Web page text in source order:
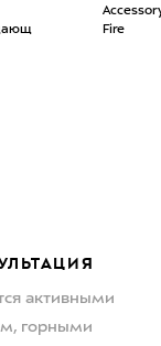
Fire
активными
горными